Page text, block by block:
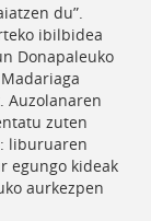
du”.
ibilbidea
Donapaleuko
Auzolanaren
zuten
liburuaren
egungo kideak
aurkezpen